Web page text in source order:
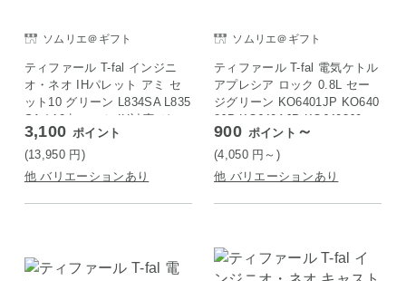
ソムリエ＠ギフト
ティファール T-fal インジニ
オ・ネオ IHパレット アミ セ
ット10 グリーン L834SA L835
SA / 10点セット IH対応 ガス
火対応
3,100 ポイント
(13,950 円)
他 バリエーションあり
ソムリエ＠ギフト
ティファール T-fal 電気ケトル
アプレシア ロック 0.8L セー
ジグリーン KO6401JP KO640
8JP KO640AJP KO6403J0
900 ポイント ～
(4,050 円 ～)
他 バリエーションあり